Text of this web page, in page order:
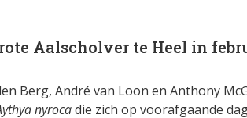
Aalscholver te Heel in
Berg, André van Loon en Anthony
nyrocadie zich op voorafgaande